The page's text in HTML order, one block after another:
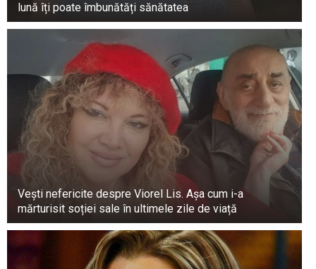
lună îți poate îmbunătăți sănătatea
Vești nefericite despre Viorel Lis. Așa cum i-a
mărturisit soției sale în ultimele zile de viață